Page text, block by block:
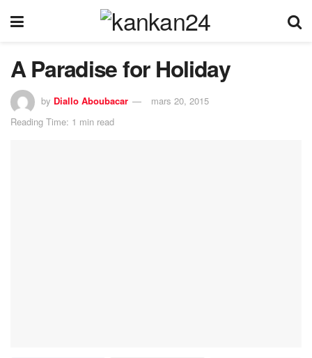
A Paradise for Holiday
by Diallo Aboubacar
mars 20, 2015
Reading Time: 1 min read